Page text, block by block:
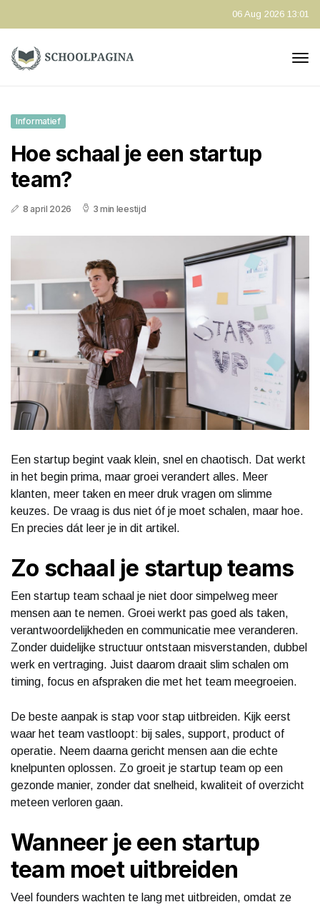
06 Aug 2026 13:01
Informatief
Hoe schaal je een startup
team?
8 april 2026 3 min leestijd
Een startup begint vaak klein, snel en chaotisch. Dat werkt
in het begin prima, maar groei verandert alles. Meer
klanten, meer taken en meer druk vragen om slimme
keuzes. De vraag is dus niet óf je moet schalen, maar hoe.
En precies dát leer je in dit artikel.
Zo schaal je startup teams
Een startup team schaal je niet door simpelweg meer
mensen aan te nemen. Groei werkt pas goed als taken,
verantwoordelijkheden en communicatie mee veranderen.
Zonder duidelijke structuur ontstaan misverstanden, dubbel
werk en vertraging. Juist daarom draait slim schalen om
timing, focus en afspraken die met het team meegroeien.
De beste aanpak is stap voor stap uitbreiden. Kijk eerst
waar het team vastloopt: bij sales, support, product of
operatie. Neem daarna gericht mensen aan die echte
knelpunten oplossen. Zo groeit je startup team op een
gezonde manier, zonder dat snelheid, kwaliteit of overzicht
meteen verloren gaan.
Wanneer je een startup
team moet uitbreiden
Veel founders wachten te lang met uitbreiden, omdat ze